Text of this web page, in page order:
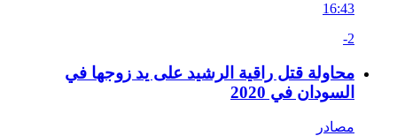
16:43
-2
محاولة قتل راقية الرشيد على يد زوجها في
السودان في 2020
مصادر